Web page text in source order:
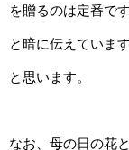
を贈るのは定番で
と暗に伝えていま
と思います。
なお、母の日の花